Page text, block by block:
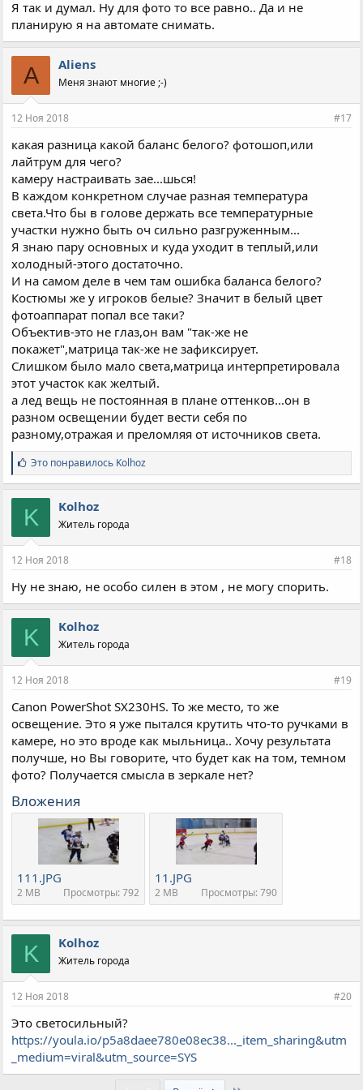
Я так и думал. Ну для фото то все равно.. Да и не
планирую я на автомате снимать.
A Aliens
Меня знают многие ;-)
12 Ноя 2018 #17
какая разница какой баланс белого? фотошоп,или
лайтрум для чего?
камеру настраивать зае...шься!
В каждом конкретном случае разная температура
света.Что бы в голове держать все температурные
участки нужно быть оч сильно разгруженным...
Я знаю пару основных и куда уходит в теплый,или
холодный-этого достаточно.
И на самом деле в чем там ошибка баланса белого?
Костюмы же у игроков белые? Значит в белый цвет
фотоаппарат попал все таки?
Объектив-это не глаз,он вам "так-же не
покажет",матрица так-же не зафиксирует.
Слишком было мало света,матрица интерпретировала
этот участок как желтый.
а лед вещь не постоянная в плане оттенков...он в
разном освещении будет вести себя по
разному,отражая и преломляя от источников света.
С
и
м
п
а
т
и
:
Это понравилось Kolhoz
K Kolhoz
Житель города
12 Ноя 2018 #18
Ну не знаю, не особо силен в этом , не могу спорить.
K Kolhoz
Житель города
12 Ноя 2018 #19
Canon PowerShot SX230HS. То же место, то же
освещение. Это я уже пытался крутить что-то ручками в
камере, но это вроде как мыльница.. Хочу результата
получше, но Вы говорите, что будет как на том, темном
фото? Получается смысла в зеркале нет?
Вложения
111.JPG
2 MB Просмотры: 792
11.JPG
2 MB Просмотры: 790
K Kolhoz
Житель города
12 Ноя 2018 #20
Это светосильный?
https://youla.io/p5a8daee780e08ec38..._item_sharing&utm
_medium=viral&utm_source=SYS